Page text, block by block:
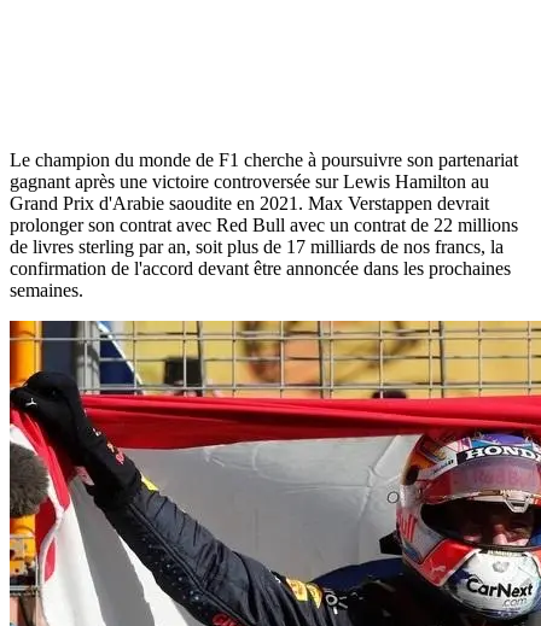
Le champion du monde de F1 cherche à poursuivre son partenariat
gagnant après une victoire controversée sur Lewis Hamilton au
Grand Prix d'Arabie saoudite en 2021. Max Verstappen devrait
prolonger son contrat avec Red Bull avec un contrat de 22 millions
de livres sterling par an, soit plus de 17 milliards de nos francs, la
confirmation de l'accord devant être annoncée dans les prochaines
semaines.